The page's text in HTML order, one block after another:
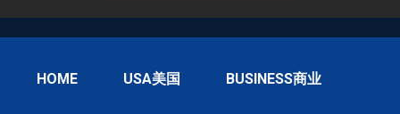
HOME USA美国 BUSINESS商业